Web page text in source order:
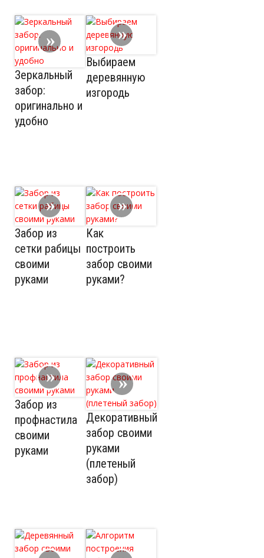
Зеркальный
забор:
оригинально и
удобно
Выбираем
деревянную
изгородь
Забор из
сетки рабицы
своими
руками
Как
построить
забор своими
руками?
Забор из
профнастила
своими
руками
Декоративный
забор своими
руками
(плетеный
забор)